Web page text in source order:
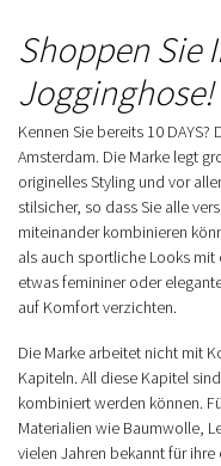
Shoppen Sie
Jogginghose!
Kennen Sie bereits 10
Amsterdam. Die Marke legt
originelles Styling und vor
stilsicher, so dass Sie alle
miteinander kombinieren
als auch sportliche Looks mit
etwas femininer oder
auf Komfort verzichten.
Die Marke arbeitet nicht mit
Kapiteln. All diese Kapitel
kombiniert werden können.
Materialien wie Baumwolle,
vielen Jahren bekannt für